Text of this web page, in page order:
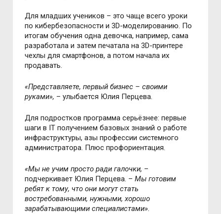
Для младших учеников – это чаще всего уроки
по кибербезопасности и 3D-моделированию. По
итогам обучения одна девочка, например, сама
разработала и затем печатала на 3D-принтере
чехлы для смартфонов, а потом начала их
продавать.
«Представляете, первый бизнес – своими
руками», – улыбается Юлия Перцева.
Для подростков программа серьёзнее: первые
шаги в IT получением базовых знаний о работе
инфраструктуры, азы профессии системного
администратора. Плюс профориентация.
«Мы не учим просто ради галочки, –
подчеркивает Юлия Перцева. – Мы готовим
ребят к тому, что они могут стать
востребованными, нужными, хорошо
зарабатывающими специалистами».